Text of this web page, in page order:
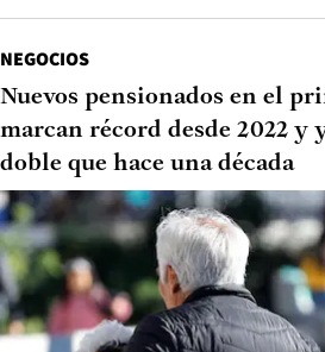
NEGOCIOS
Nuevos pensionados en el
marcan récord desde 2022 y
doble que hace una década